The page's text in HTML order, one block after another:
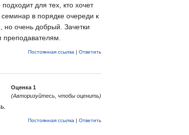
для тех, кто хочет
в порядке очереди к
но очень добрый. Зачетки
Постоянная ссылка | Ответить
Оценка 1
(Авторизуйтесь, чтобы оценить)
Постоянная ссылка | Ответить